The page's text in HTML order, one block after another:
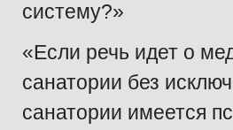
систему?»
«Если речь идет о
санатории без
санатории имеется